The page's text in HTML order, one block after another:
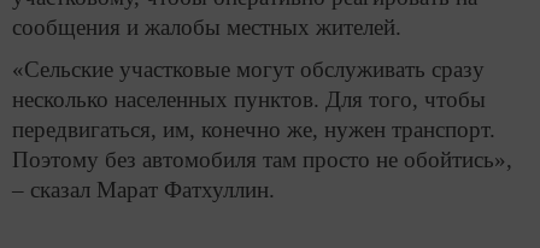
сообщения и жалобы местных жителей.
«Сельские участковые могут обслуживать сразу
несколько населенных пунктов. Для того, чтобы
передвигаться, им, конечно же, нужен транспорт.
Поэтому без автомобиля там просто не обойтись»,
– сказал Марат Фатхуллин.